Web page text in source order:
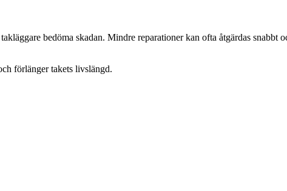
bedöma skadan. Mindre reparationer kan ofta åtgärdas snabbt
förlänger takets livslängd.